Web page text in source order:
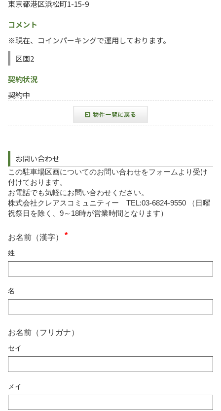
東京都港区浜松町1-15-9
コメント
※現在、コインパーキングで運用しております。
区画2
契約状況
契約中
お問い合わせ